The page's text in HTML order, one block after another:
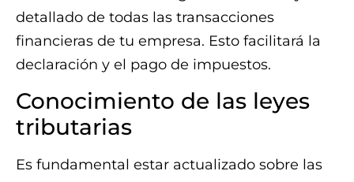
detallado de todas las transacciones
financieras de tu empresa. Esto facilitará la
declaración y el pago de impuestos.
Conocimiento de las leyes
tributarias
Es fundamental estar actualizado sobre las